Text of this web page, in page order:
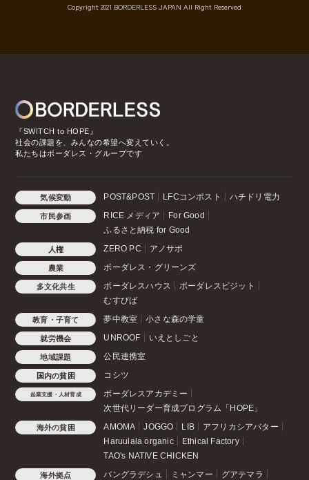
Copyright 2021 BORDERLESS JAPAN All Right Reserved
『SWITCH to HOPE』
社会の課題を、みんなの希望へ変えていく。
私たちはボーダレス・グループです
気候変動 POST&POST LFCコンポスト ハチドリ電力
市民参画 RICE メディア
For Good
ふるさと納税 for Good
人権 ZERO PC アノサポ
農業 ボーダレス・グリーンズ
多文化共生 ボーダレスハウス
ボーダレスビジット
むすびば
教育・子育て 夢中教室 小さな森の学童
就労機会 UNROOF いえとしごと
地域課題 公民連携室
国内の貧困 コシツ
起業支援・人材育成
ボーダレスアカデミー
次世代リーダー育成プログラム「HOPE」
海外の貧困 AMOMA JOGGO LIB
アフリカシアバター
Haruulala organic
Ethical Factory
TAO's NATIVE CHICKEN
海外拠点 バングラデシュ ミャンマー グアテマラ